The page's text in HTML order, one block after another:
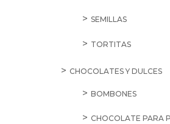
SEMILLAS
TORTITAS
CHOCOLATES Y DULCES
BOMBONES
CHOCOLATE PARA